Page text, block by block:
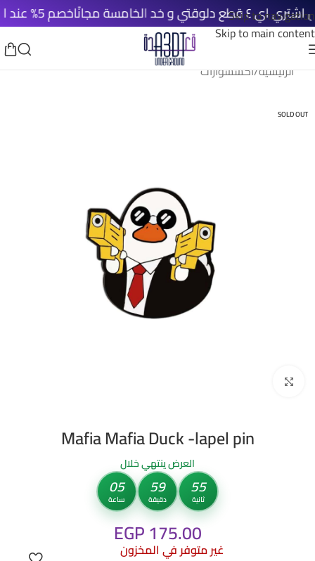
Skip to navigation
Skip to main content
خصم 5% عند الدفع الأونلاين خد الخامسة مجانًا
الرئيسية/اكسسوارات
SOLD OUT
Mafia Mafia Duck -lapel pin
العرض ينتهي خلال
05
ساعة
59
دقيقة
55
ثانية
EGP175.00
غير متوفر في المخزون